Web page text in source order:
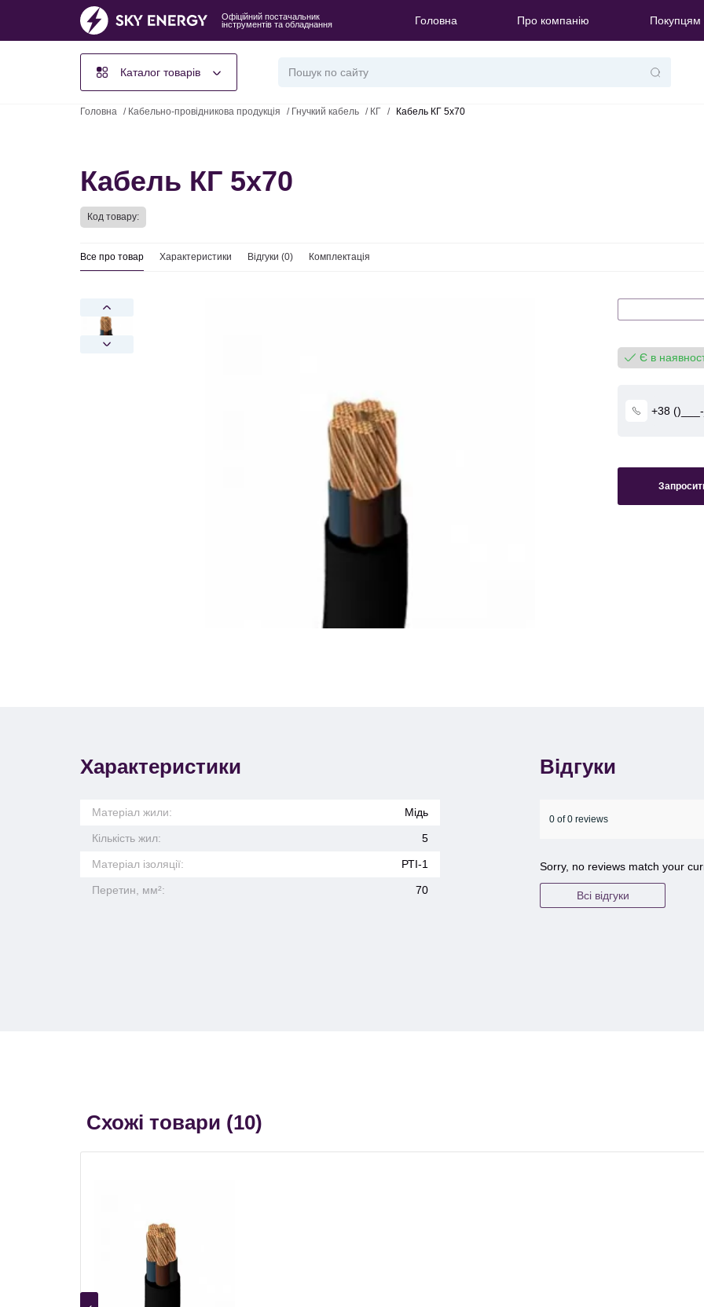
Офіційний постачальник
інструментів та обладнання
Головна Про компанію Покупцям
Каталог товарів
Головна / Кабельно-провідникова продукція / Гнучкий кабель / КГ / Кабель КГ 5х70
Кабель КГ 5х70
Код товару:
Все про товар Характеристики Відгуки (0) Комплектація
Є в
Характеристики
Матеріал жили: Мідь
Кількість жил: 5
Матеріал ізоляції: РТІ-1
Перетин, мм²: 70
Відгуки
0 of 0 reviews
Sorry, no reviews match your
Всі відгуки
Схожі товари (10)